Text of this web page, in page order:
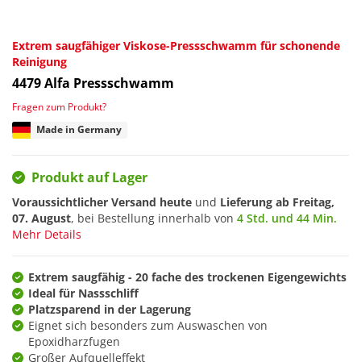
Extrem saugfähiger Viskose-Pressschwamm für schonende
Reinigung
4479Alfa Pressschwamm
Fragen zum Produkt?
Made in Germany
Produkt auf Lager
Voraussichtlicher Versand heute und Lieferung ab Freitag,
07. August, bei Bestellung innerhalb von 4 Std. und 44 Min.
Mehr Details
Extrem saugfähig - 20 fache des trockenen Eigengewichts
Ideal für Nassschliff
Platzsparend in der Lagerung
Eignet sich besonders zum Auswaschen von
Epoxidharzfugen
Großer Aufquelleffekt